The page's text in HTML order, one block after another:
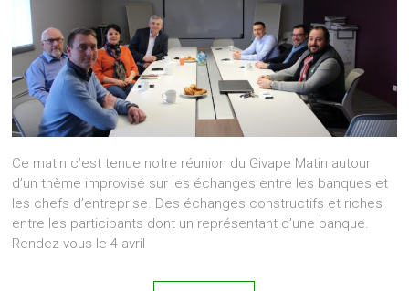
Ce matin c’est tenue notre réunion du Givape Matin autour
d’un thème improvisé sur les échanges entre les banques et
les chefs d’entreprise. Des échanges constructifs et riches
entre les participants dont un représentant d’une banque.
Rendez-vous le 4 avril